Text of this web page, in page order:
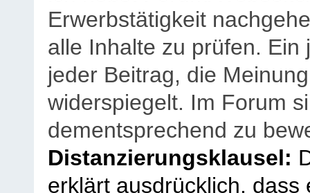
Erwerbstätigkeit
alle Inhalte zu prüfen.
jeder Beitrag, die
widerspiegelt. Im Forum
dementsprechend zu
Distanzierungsklausel:
erklärt ausdrücklich,